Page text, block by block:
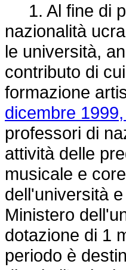
1. Al fine di
nazionalità
le università,
contributo di
formazione
dicembre
professori di
attività delle
musicale e
dell'università
Ministero
dotazione di 1
periodo è